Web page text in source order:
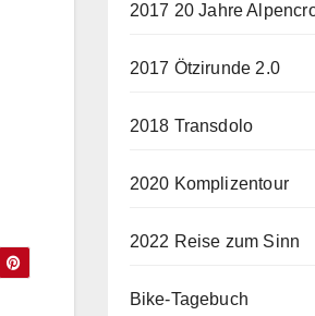
2017 20 Jahre
2017 Ötzirunde 2.0
2018 Transdolo
2020 Komplizentour
2022 Reise zum Sinn
Bike-Tagebuch